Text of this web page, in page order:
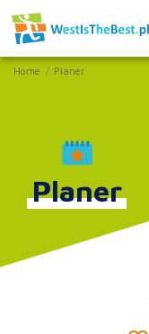
Home Planer
Planer